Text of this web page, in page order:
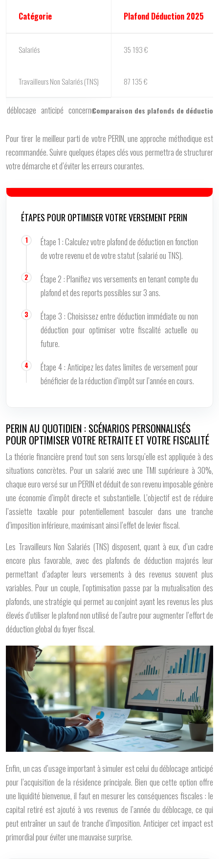
Comparaison des plafonds de
Catégorie Plafond Déduction 2025
Salariés 35 193 €
Travailleurs Non Salariés (TNS) 87 135 €
Pour tirer le meilleur parti de votre PERIN, une approche méthodique est
recommandée. Suivre quelques étapes clés vous permettra de structurer
votre démarche et d’éviter les erreurs courantes.
ÉTAPES POUR OPTIMISER VOTRE VERSEMENT PERIN
Étape 1 : Calculez votre plafond de déduction en fonction
de votre revenu et de votre statut (salarié ou TNS).
Étape 2 : Planifiez vos versements en tenant compte du
plafond et des reports possibles sur 3 ans.
Étape 3 : Choisissez entre déduction immédiate ou non
déduction pour optimiser votre fiscalité actuelle ou
future.
Étape 4 : Anticipez les dates limites de versement pour
bénéficier de la réduction d’impôt sur l’année en cours.
PERIN AU QUOTIDIEN : SCÉNARIOS PERSONNALISÉS
POUR OPTIMISER VOTRE RETRAITE ET VOTRE FISCALITÉ
La théorie financière prend tout son sens lorsqu’elle est appliquée à des
situations concrètes. Pour un salarié avec une TMI supérieure à 30%,
chaque euro versé sur un PERIN et déduit de son revenu imposable génère
une économie d’impôt directe et substantielle. L’objectif est de réduire
l’assiette taxable pour potentiellement basculer dans une tranche
d’imposition inférieure, maximisant ainsi l’effet de levier fiscal.
Les Travailleurs Non Salariés (TNS) disposent, quant à eux, d’un cadre
encore plus favorable, avec des plafonds de déduction majorés leur
permettant d’adapter leurs versements à des revenus souvent plus
variables. Pour un couple, l’optimisation passe par la mutualisation des
plafonds, une stratégie qui permet au conjoint ayant les revenus les plus
élevés d’utiliser le plafond non utilisé de l’autre pour augmenter l’effort de
déduction global du foyer fiscal.
Enfin, un cas d’usage important à simuler est celui du déblocage anticipé
pour l’acquisition de la résidence principale. Bien que cette option offre
une liquidité bienvenue, il faut en mesurer les conséquences fiscales : le
capital retiré est ajouté à vos revenus de l’année du déblocage, ce qui
peut entraîner un saut de tranche d’imposition. Anticiper cet impact est
primordial pour éviter une mauvaise surprise.